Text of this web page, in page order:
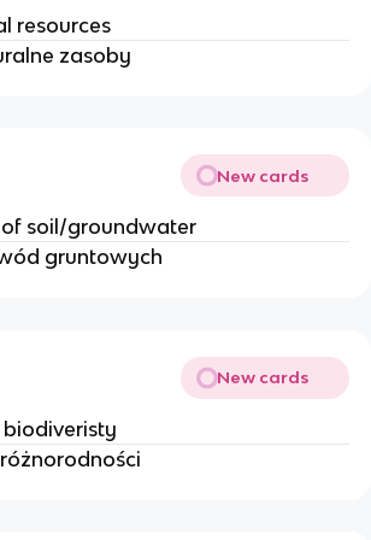
resources
zasoby
New cards
soil/groundwater
gruntowych
New cards